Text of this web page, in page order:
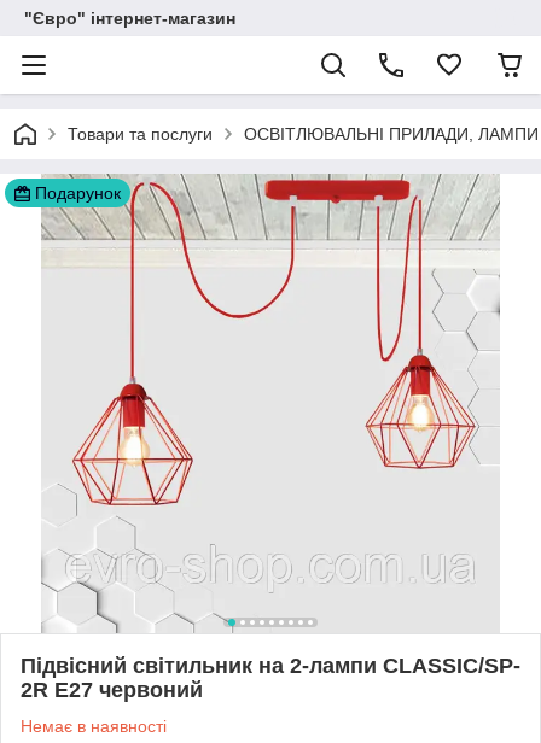
"Євро" інтернет-магазин
Товари та послуги ОСВІТЛЮВАЛЬНІ ПРИЛАДИ,
Подарунок
Підвісний світильник на 2-лампи CLASSIC/SP-
2R E27 червоний
Немає в наявності